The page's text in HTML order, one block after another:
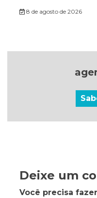
8 de agosto de 2026
Deixe um
Você precisa